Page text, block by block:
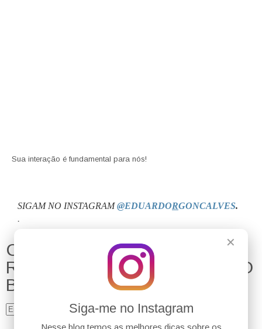
✕
Siga-me no Instagram
Nesse blog temos as melhores dicas sobre os
Sua interação é fundamental para nós!
SIGAM NO INSTAGRAM@EDUARDORGONCALVES.
.
CADASTRE-SE PARA
RECEBER AS NOVIDADES DO
BLOG:
Enviar